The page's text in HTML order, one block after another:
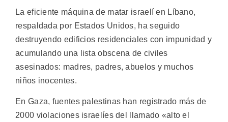
La eficiente máquina de matar israelí en Líbano,
respaldada por Estados Unidos, ha seguido
destruyendo edificios residenciales con impunidad y
acumulando una lista obscena de civiles
asesinados: madres, padres, abuelos y muchos
niños inocentes.
En Gaza, fuentes palestinas han registrado más de
2000 violaciones israelíes del llamado «alto el